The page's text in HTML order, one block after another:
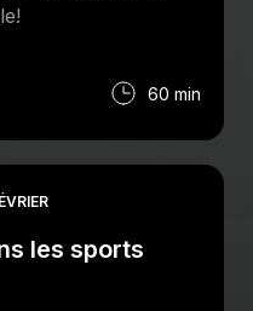
60 min
les sports